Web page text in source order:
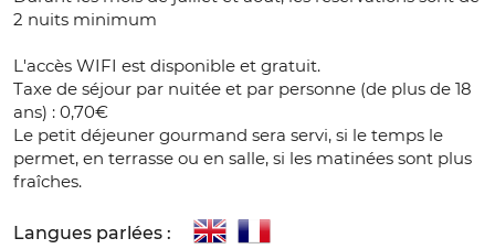
2 nuits minimum
L'accès WIFI est disponible et gratuit.
Taxe de séjour par nuitée et par personne (de plus de 18
ans) : 0,70€
Le petit déjeuner gourmand sera servi, si le temps le
permet, en terrasse ou en salle, si les matinées sont plus
fraîches.
Langues parlées :